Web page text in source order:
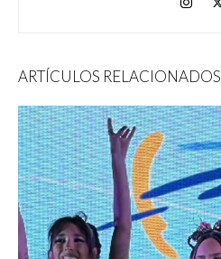
ARTÍCULOS RELACIONADOS